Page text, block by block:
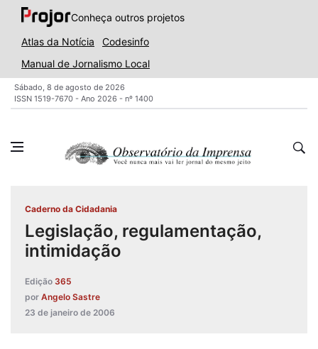
Conheça outros projetos
Atlas da Notícia
Codesinfo
Manual de Jornalismo Local
Sábado, 8 de agosto de 2026
ISSN 1519-7670 - Ano 2026 - nº 1400
Caderno da Cidadania
Legislação, regulamentação,
intimidação
Edição 365
por Angelo Sastre
23 de janeiro de 2006